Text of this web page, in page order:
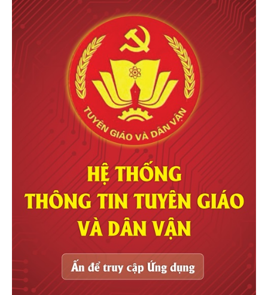
Emerald River Park
Thông tin căn hộ Serena Riverside Đạt Phước
Dự án MT Eastmark City Điền Phúc Thành
the rey edition
The Grand Riveria Tàm Xá
Đà Nẵng DowntownSun Group